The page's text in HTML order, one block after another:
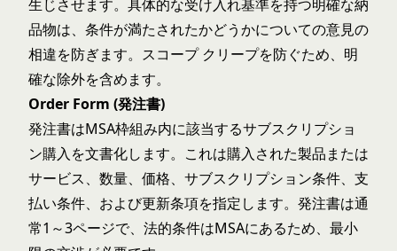
生じさせます。具体的な受け入れ基準を持つ明確な納
品物は、条件が満たされたかどうかについての意見の
相違を防ぎます。スコープ クリープを防ぐため、明
確な除外を含めます。
Order Form (発注書)
発注書はMSA枠組み内に該当するサブスクリプショ
ン購入を文書化します。これは購入された製品または
サービス、数量、価格、サブスクリプション条件、支
払い条件、および更新条項を指定します。発注書は通
常1～3ページで、法的条件はMSAにあるため、最小